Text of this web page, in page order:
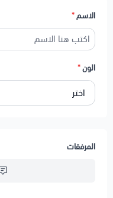
طريقة الإستعمال
الاسم*
الون*
المرفقات